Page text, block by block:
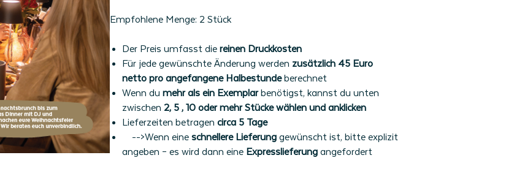
Empfohlene Menge: 2 Stück
Der Preis umfasst die reinen Druckkosten
Für jede gewünschte Änderung werden zusätzlich 45 Euro
netto pro angefangene Halbestundeberechnet
Wenn du mehr als ein Exemplarbenötigst, kannst du unten
zwischen 2, 5 , 10 oder mehr Stücke wählen und anklicken
Lieferzeiten betragen circa 5 Tage
-->Wenn eine schnellere Lieferung gewünscht ist, bitte explizit
angeben – es wird dann eine Expresslieferung angefordert